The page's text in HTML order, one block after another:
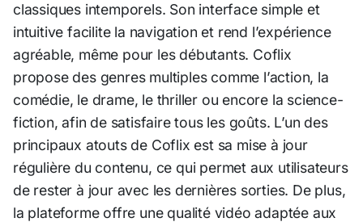
classiques intemporels. Son interface simple et
intuitive facilite la navigation et rend l’expérience
agréable, même pour les débutants. Coflix
propose des genres multiples comme l’action, la
comédie, le drame, le thriller ou encore la science-
fiction, afin de satisfaire tous les goûts. L’un des
principaux atouts de Coflix est sa mise à jour
régulière du contenu, ce qui permet aux utilisateurs
de rester à jour avec les dernières sorties. De plus,
la plateforme offre une qualité vidéo adaptée aux